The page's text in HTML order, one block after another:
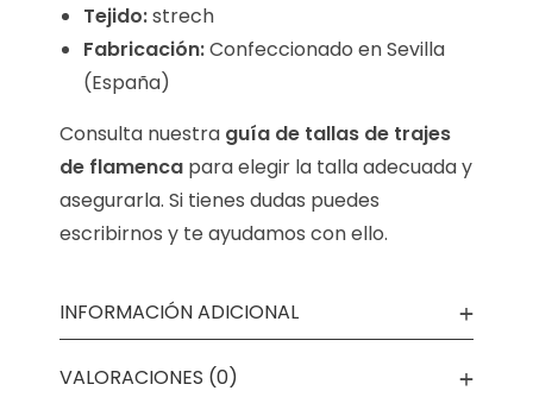
Tejido:strech
Fabricación:Confeccionado en Sevilla
(España)
Consulta nuestra guía de tallas de trajes
de flamenca para elegir la talla adecuada y
asegurarla. Si tienes dudas puedes
escribirnos y te ayudamos con ello.
INFORMACIÓN ADICIONAL
VALORACIONES (0)